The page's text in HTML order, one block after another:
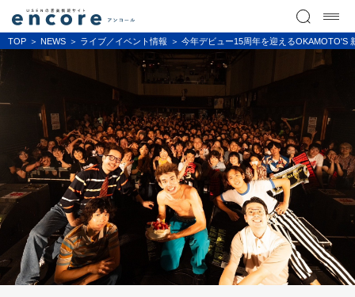
TOP NEWS ライブ／イベント情報 今年デビュー15周年を迎えるOKAMOTO'S